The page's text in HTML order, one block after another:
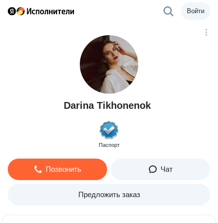
Войти
Darina Tikhonenok
Паспорт
Позвонить Чат
Предложить заказ